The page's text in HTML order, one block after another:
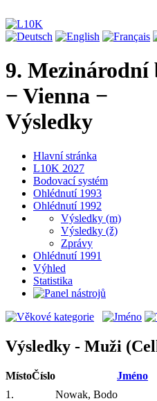
9. Mezinárodní
− Vienna −
Výsledky
Hlavní stránka
L10K 2027
Bodovací systém
Ohlédnutí 1993
Ohlédnutí 1992
Výsledky (m)
Výsledky (ž)
Zprávy
Ohlédnutí 1991
Výhled
Statistika
Výsledky - Muži
MístoČíslo Jméno
1.
Nowak, Bodo